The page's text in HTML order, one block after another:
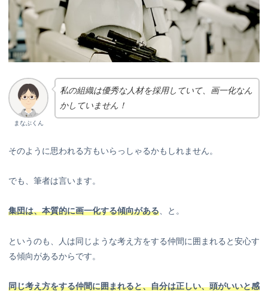
まなぶくん
私の組織は優秀な人材を採用していて、画一化なん
かしていません！
そのように思われる方もいらっしゃるかもしれません。
でも、筆者は言います。
集団は、本質的に画一化する傾向がある、と。
というのも、人は同じような考え方をする仲間に囲まれると安心す
る傾向があるからです。
同じ考え方をする仲間に囲まれると、自分は正しい、頭がいいと感